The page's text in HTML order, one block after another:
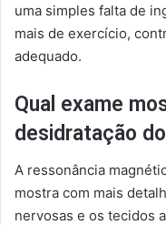
uma simples falta de
mais de exercício,
adequado.
Qual exame
desidratação
A ressonância
mostra com mais
nervosas e os tecidos